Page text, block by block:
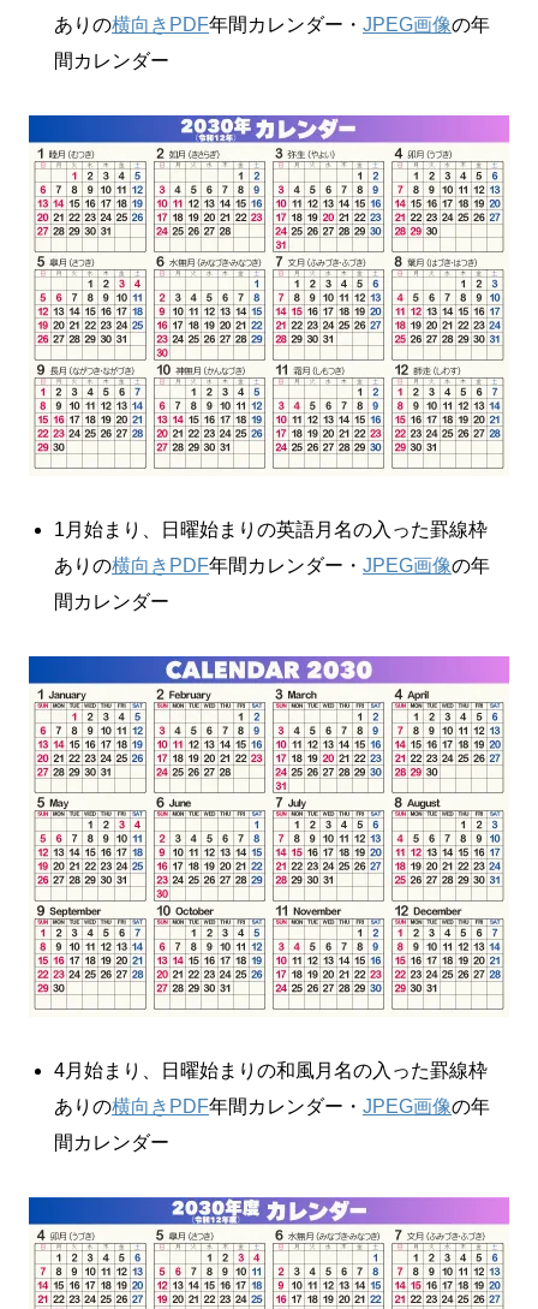
ありの横向きPDF年間カレンダー・ JPEG画像の年
間カレンダー
1月始まり、日曜始まりの英語月名の入った罫線枠
ありの横向きPDF年間カレンダー・ JPEG画像の年
間カレンダー
4月始まり、日曜始まりの和風月名の入った罫線枠
ありの横向きPDF年間カレンダー・ JPEG画像の年
間カレンダー